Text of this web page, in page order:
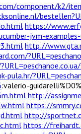
component/k2/
https://
jvm-
http://
:valerio-
http://
https://
http://
https://